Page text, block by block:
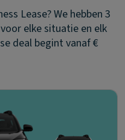
Lease? We hebben 3
elke situatie en elk
deal begint vanaf €